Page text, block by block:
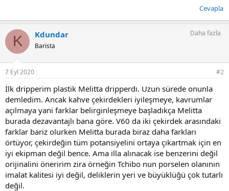
Cevapla
K Kdundar
Barista
Daha fazla
7 Eyl 2020 #2
İlk dripperim plastik Melitta dripperdı. Uzun sürede onunla
demledim. Ancak kahve çekirdekleri iyileşmeye, kavrumlar
açılmaya yani farklar belirginleşmeye başladıkça Melitta
burada dezavantajlı bana göre. V60 da iki çekirdek arasındaki
farklar bariz olurken Melitta burada biraz daha farkları
örtüyor, çekirdeğin tüm potansiyelini ortaya çıkartmak için en
iyi ekipman değil bence. Ama illa alınacak ise benzerini değil
orijinalini öneririm zira örneğin Tchibo nun porselen olanının
imalat kalitesi iyi değil, deliklerin yeri ve büyüklüğü çok tutarlı
değil.